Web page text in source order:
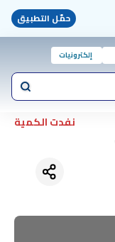
حمّل التطبيق
إلكترونيات
نفدت الكمية